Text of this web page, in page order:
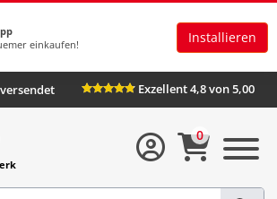
einkaufen!
Installieren
direkt versendet Exzellent 4,8
0